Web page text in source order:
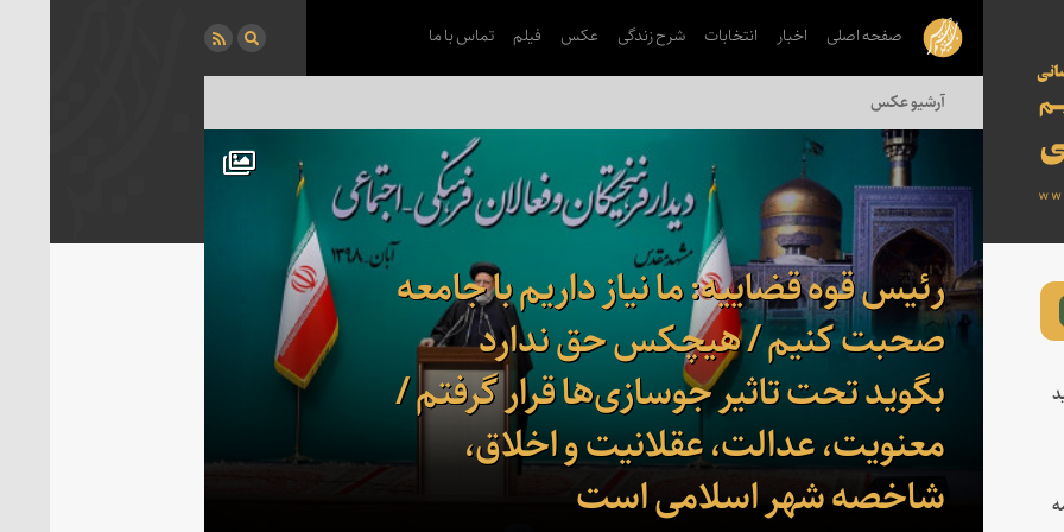
صفحه اصلی اخبار انتخابات شرح زندگی عکس فیلم تماس با ما
آرشیو عکس
رئیس قوه قضاییه: ما نیاز داریم با جامعه
صحبت کنیم / هیچکس حق ندارد
بگوید تحت تاثیر جوسازی‌ها قرار گرفتم /
معنویت، عدالت، عقلانیت و اخلاق،
شاخصه شهر اسلامی است